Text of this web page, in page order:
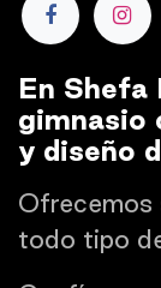
En Shefa
gimnasio
y diseño
Ofrecemos
todo tipo